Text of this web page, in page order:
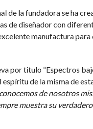
de la fundadora se ha
de diseñador con
manufactura para
por titulo “Espectros
de la misma de
de nosotros
muestra su verdadero